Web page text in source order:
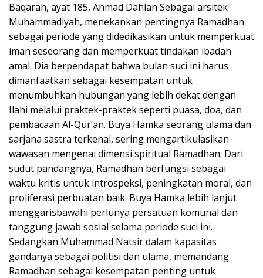
Baqarah, ayat 185, Ahmad Dahlan Sebagai arsitek
Muhammadiyah, menekankan pentingnya Ramadhan
sebagai periode yang didedikasikan untuk memperkuat
iman seseorang dan memperkuat tindakan ibadah
amal. Dia berpendapat bahwa bulan suci ini harus
dimanfaatkan sebagai kesempatan untuk
menumbuhkan hubungan yang lebih dekat dengan
Ilahi melalui praktek-praktek seperti puasa, doa, dan
pembacaan Al-Qur’an. Buya Hamka seorang ulama dan
sarjana sastra terkenal, sering mengartikulasikan
wawasan mengenai dimensi spiritual Ramadhan. Dari
sudut pandangnya, Ramadhan berfungsi sebagai
waktu kritis untuk introspeksi, peningkatan moral, dan
proliferasi perbuatan baik. Buya Hamka lebih lanjut
menggarisbawahi perlunya persatuan komunal dan
tanggung jawab sosial selama periode suci ini.
Sedangkan Muhammad Natsir dalam kapasitas
gandanya sebagai politisi dan ulama, memandang
Ramadhan sebagai kesempatan penting untuk